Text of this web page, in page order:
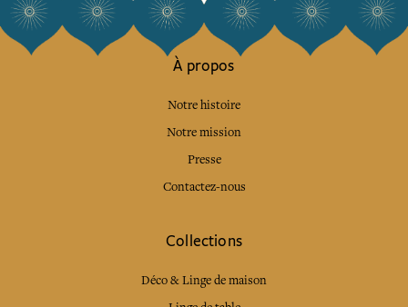
À propos
Notre histoire
Notre mission
Presse
Contactez-nous
Collections
Déco & Linge de maison